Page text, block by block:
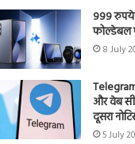
999 रुपये
फोल्डेबल
8 July
और वेब
दूसरा
5 July